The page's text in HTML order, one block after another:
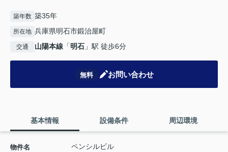
築年数 築35年
所在地 兵庫県明石市鍛治屋町
交通 山陽本線 「明石 」駅 徒歩6分
無料 お問い合わせ
基本情報 設備条件 周辺環境
物件名 ペンシルビル